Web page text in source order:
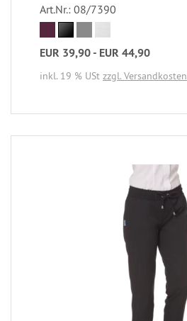
Art.Nr.: 08/7390
EUR 39,90 - EUR 44,90
inkl. 19 % USt zzgl. Versandkosten